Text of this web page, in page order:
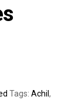
Tags: Achil ,